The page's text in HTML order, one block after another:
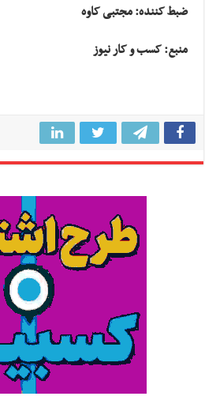
ضبط کننده: مجتبی کاوه
منبع: کسب و کار نیوز